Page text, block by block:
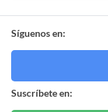
Síguenos en:
Suscríbete en: